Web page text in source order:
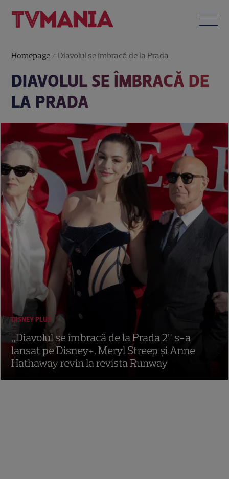
Homepage /Diavolul se îmbracă de la Prada
DIAVOLUL SE ÎMBRACĂ DE
LA PRADA
DISNEY PLUS
„Diavolul se îmbracă de la Prada 2” s-a
lansat pe Disney+. Meryl Streep și Anne
Hathaway revin la revista Runway